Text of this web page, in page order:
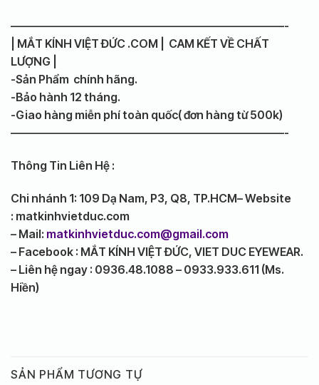
————————————————————————-
| MẮT KÍNH VIỆT ĐỨC .COM | CAM KẾT VỀ CHẤT
LƯỢNG |
-Sản Phẩm chính hãng.
-Bảo hành 12 tháng.
-Giao hàng miễn phí toàn quốc( đơn hàng từ 500k)
————————————————————————-
Thông Tin Liên Hệ :
Chi nhánh 1: 109 Dạ Nam, P3, Q8, TP.HCM– Website
: matkinhvietduc.com
– Mail: matkinhvietduc.com@gmail.com
– Facebook : MẮT KÍNH VIỆT ĐỨC, VIET DUC EYEWEAR.
– Liên hệ ngay : 0936.48.1088 – 0933.933.611 (Ms.
Hiền)
SẢN PHẨM TƯƠNG TỰ